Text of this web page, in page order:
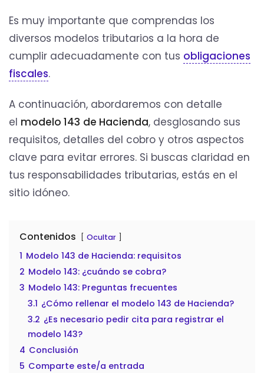
Es muy importante que comprendas los
diversos modelos tributarios a la hora de
cumplir adecuadamente con tus obligaciones
fiscales.
A continuación, abordaremos con detalle
el modelo 143 de Hacienda, desglosando sus
requisitos, detalles del cobro y otros aspectos
clave para evitar errores. Si buscas claridad en
tus responsabilidades tributarias, estás en el
sitio idóneo.
Contenidos Ocultar
1 Modelo 143 de Hacienda: requisitos
2 Modelo 143: ¿cuándo se cobra?
3 Modelo 143: Preguntas frecuentes
3.1 ¿Cómo rellenar el modelo 143 de Hacienda?
3.2 ¿Es necesario pedir cita para registrar el
modelo 143?
4 Conclusión
5 Comparte este/a entrada